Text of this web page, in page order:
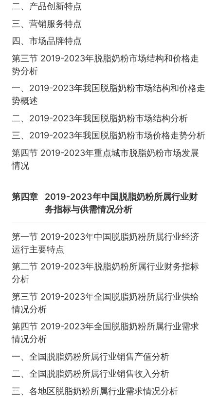
二、产品创新特点
三、营销服务特点
四、市场品牌特点
第三节 2019-2023年脱脂奶粉市场结构和价格走
势分析
一、2019-2023年我国脱脂奶粉市场结构和价格走
势概述
二、2019-2023年我国脱脂奶粉市场结构分析
三、2019-2023年我国脱脂奶粉市场价格走势分析
第四节 2019-2023年重点城市脱脂奶粉市场发展
情况
第四章
2019-2023年中国脱脂奶粉所属行业财
务指标与供需情况分析
第一节 2019-2023年中国脱脂奶粉所属行业经济
运行主要特点
第二节 2019-2023年脱脂奶粉所属行业财务指标
分析
第三节 2019-2023年全国脱脂奶粉所属行业供给
情况分析
第四节 2019-2023年全国脱脂奶粉所属行业需求
情况分析
一、全国脱脂奶粉所属行业销售产值分析
二、全国脱脂奶粉所属行业销售收入分析
三、各地区脱脂奶粉所属行业需求情况分析